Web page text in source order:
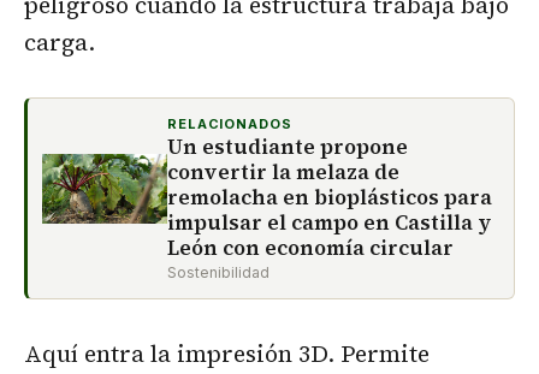
carga.
RELACIONADOS
Un estudiante propone
convertir la melaza de
remolacha en bioplásticos para
impulsar el campo en Castilla y
León con economía circular
Sostenibilidad
Aquí entra la impresión 3D. Permite